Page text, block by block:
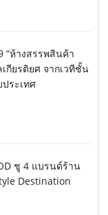
“ห้างสรรพสินค้า
กียรติยศ จากเวทีชั้น
ระเทศ
ชู 4 แบรนด์ร้าน
Destination